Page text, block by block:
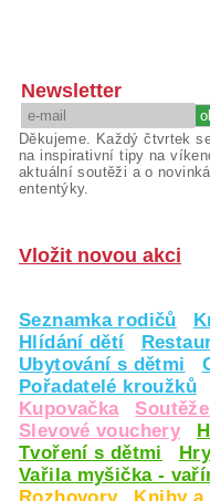
Newsletter
Děkujeme. Každý čtvrtek
na inspirativní tipy na
aktuální soutěži a o
ententýky.
Vložit novou akci
Seznamka rodičů
Hlídání dětí
Ubytování s dětmi
Pořadatelé kroužků
Kupovačka
Slevové vouchery
Tvoření s dětmi
Vařila myšička -